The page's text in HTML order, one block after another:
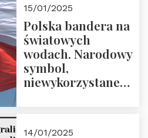
Prowadzi prof.
Zbigniew
Stawrowski
15/01/2025
Polska bandera na
światowych
wodach. Narodowy
symbol,
niewykorzystane
14/01/2025